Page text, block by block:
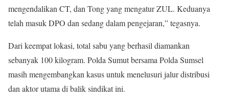
mengendalikan CT, dan Tong yang mengatur ZUL. Keduanya
telah masuk DPO dan sedang dalam pengejaran,” tegasnya.
Dari keempat lokasi, total sabu yang berhasil diamankan
sebanyak 100 kilogram. Polda Sumut bersama Polda Sumsel
masih mengembangkan kasus untuk menelusuri jalur distribusi
dan aktor utama di balik sindikat ini.